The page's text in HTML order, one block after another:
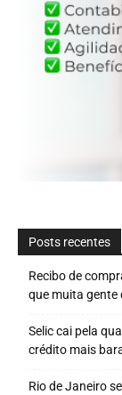
Posts recentes
Recibo de
que muita gente
Selic cai pela
crédito mais
Rio de Janeiro